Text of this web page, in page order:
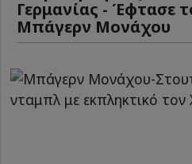
Γερμανίας - Έφτασε
Μπάγερν Μονάχου